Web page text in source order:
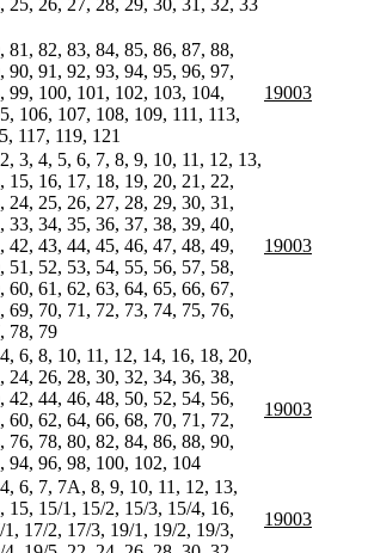
81, 82, 83, 84, 85, 86, 87, 88,
90, 91, 92, 93, 94, 95, 96, 97,
99, 100, 101, 102, 103, 104,
106, 107, 108, 109, 111, 113,
117, 119, 121
19003
3, 4, 5, 6, 7, 8, 9, 10, 11, 12, 13,
15, 16, 17, 18, 19, 20, 21, 22,
24, 25, 26, 27, 28, 29, 30, 31,
33, 34, 35, 36, 37, 38, 39, 40,
42, 43, 44, 45, 46, 47, 48, 49,
51, 52, 53, 54, 55, 56, 57, 58,
60, 61, 62, 63, 64, 65, 66, 67,
69, 70, 71, 72, 73, 74, 75, 76,
78, 79
19003
6, 8, 10, 11, 12, 14, 16, 18, 20,
24, 26, 28, 30, 32, 34, 36, 38,
42, 44, 46, 48, 50, 52, 54, 56,
60, 62, 64, 66, 68, 70, 71, 72,
76, 78, 80, 82, 84, 86, 88, 90,
94, 96, 98, 100, 102, 104
19003
6, 7, 7А, 8, 9, 10, 11, 12, 13,
15, 15/1, 15/2, 15/3, 15/4, 16,
1, 17/2, 17/3, 19/1, 19/2, 19/3,
19003